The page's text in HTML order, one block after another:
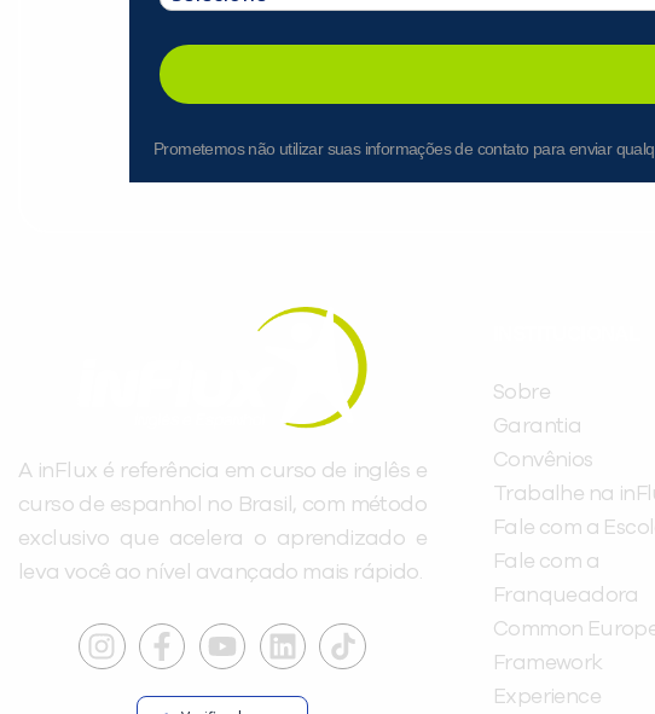
Prometemos não utilizar suas informações de contato para enviar
A inFlux é referência em curso de inglês e
curso de espanhol no Brasil, com método
exclusivo que acelera o aprendizado e
leva você ao nível avançado mais rápido.
Sobre
Garantia
Convênios
Trabalhe na
Fale com a
Fale com a
Franqueadora
Common
Framework
Experience